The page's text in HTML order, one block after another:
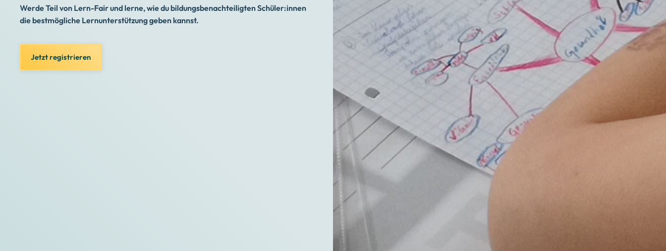
Werde Teil von Lern-Fair und lerne, wie du bildungsbenachteiligten Schüler:innen
die bestmögliche Lernunterstützung geben kannst.
Jetzt registrieren